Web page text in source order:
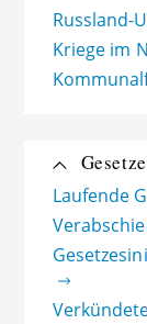
Russland-
Kriege im
Laufende